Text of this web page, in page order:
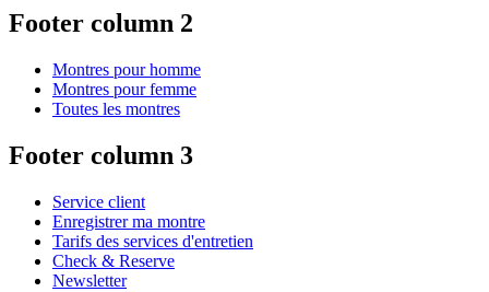
Footer column 2
Montres pour homme
Montres pour femme
Toutes les montres
Footer column 3
Service client
Enregistrer ma montre
Tarifs des services d'entretien
Check & Reserve
Newsletter